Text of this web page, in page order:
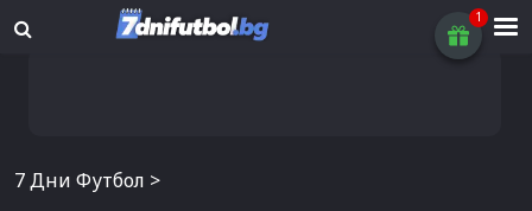
7 Дни Футбол >